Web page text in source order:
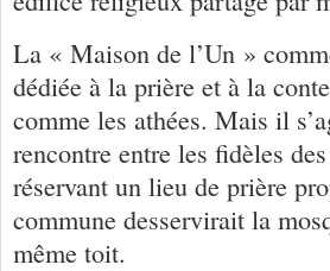
La « Maison de l’Un »
dédiée à la prière et à la
comme les athées. Mais il
rencontre entre les fidèles
réservant un lieu de prière
commune desservirait la
même toit.